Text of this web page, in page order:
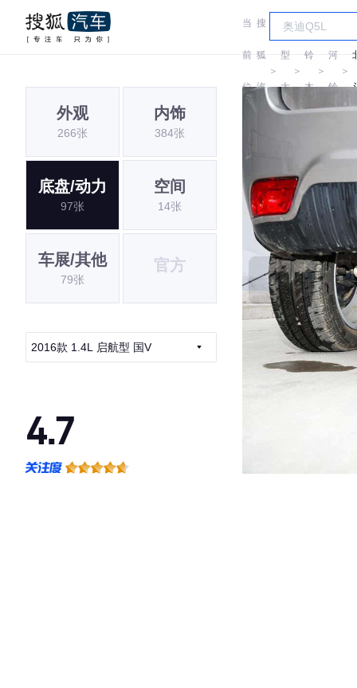
当
前
位
搜
狐
汽
＞
车
型
大
＞
铃
木
＞
河
铃
＞
外观
266张
内饰
384张
底盘/动力
97张
空间
14张
车展/其他
79张
官方
2016款 1.4L 启航型 国V
4.7